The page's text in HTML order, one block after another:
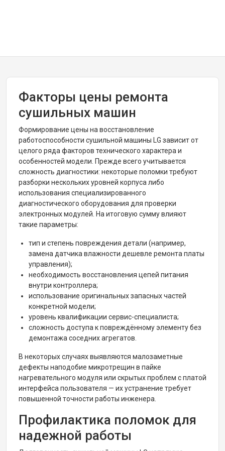
Факторы цены ремонта
сушильных машин
Формирование цены на восстановление
работоспособности сушильной машины LG зависит от
целого ряда факторов технического характера и
особенностей модели. Прежде всего учитывается
сложность диагностики: некоторые поломки требуют
разборки нескольких уровней корпуса либо
использования специализированного
диагностического оборудования для проверки
электронных модулей. На итоговую сумму влияют
такие параметры:
тип и степень повреждения детали (например,
замена датчика влажности дешевле ремонта платы
управления);
необходимость восстановления цепей питания
внутри контроллера;
использование оригинальных запасных частей
конкретной модели;
уровень квалификации сервис-специалиста;
сложность доступа к повреждённому элементу без
демонтажа соседних агрегатов.
В некоторых случаях выявляются малозаметные
дефекты наподобие микротрещин в пайке
нагревательного модуля или скрытых проблем с платой
интерфейса пользователя — их устранение требует
повышенной точности работы инженера.
Профилактика поломок для
надежной работы